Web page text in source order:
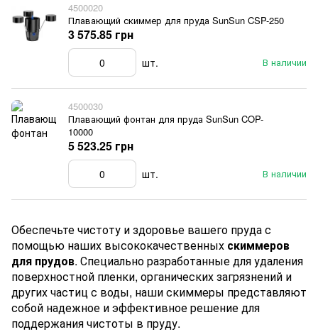
4500020
Плавающий скиммер для пруда SunSun CSP-250
В наличии
3 575.85 грн
шт.
4500030
Плавающий фонтан для пруда SunSun COP-
10000
В наличии
5 523.25 грн
шт.
Обеспечьте чистоту и здоровье вашего пруда с
помощью наших высококачественных скиммеров
для прудов. Специально разработанные для удаления
поверхностной пленки, органических загрязнений и
других частиц с воды, наши скиммеры представляют
собой надежное и эффективное решение для
поддержания чистоты в пруду.